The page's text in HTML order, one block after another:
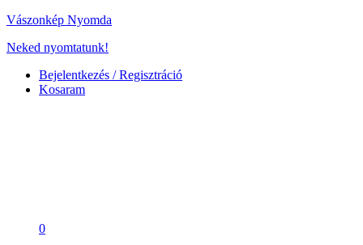
Vászonkép Nyomda
Neked nyomtatunk!
Bejelentkezés / Regisztráció
Kosaram
0